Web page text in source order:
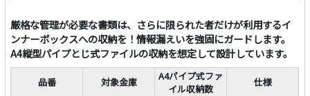
厳格な管理が必要な書類は、さらに限られた者だけが利用するイ
ンナーボックスへの収納を！情報漏えいを強固にガードします。
A4縦型パイプとじ式ファイルの収納を想定して設計しています。
品番 対象金庫
A4パイプ式ファ
イル収納数
仕様